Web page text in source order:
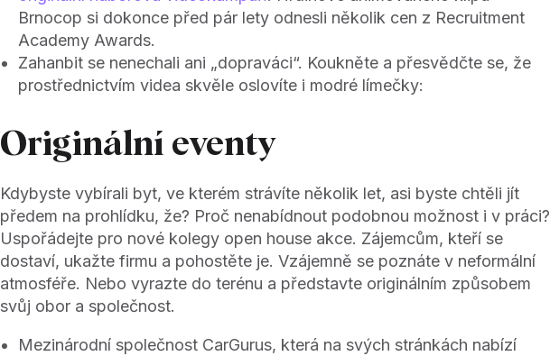
Brnocop si dokonce před pár lety odnesli několik cen z Recruitment
Academy Awards.
Zahanbit se nenechali ani „dopraváci“. Koukněte a přesvědčte se, že
prostřednictvím videa skvěle oslovíte i modré límečky:
Originální eventy
Kdybyste vybírali byt, ve kterém strávíte několik let, asi byste chtěli jít
předem na prohlídku, že? Proč nenabídnout podobnou možnost i v práci?
Uspořádejte pro nové kolegy open house akce. Zájemcům, kteří se
dostaví, ukažte firmu a pohostěte je. Vzájemně se poznáte v neformální
atmosféře. Nebo vyrazte do terénu a představte originálním způsobem
svůj obor a společnost.
Mezinárodní společnost CarGurus, která na svých stránkách nabízí